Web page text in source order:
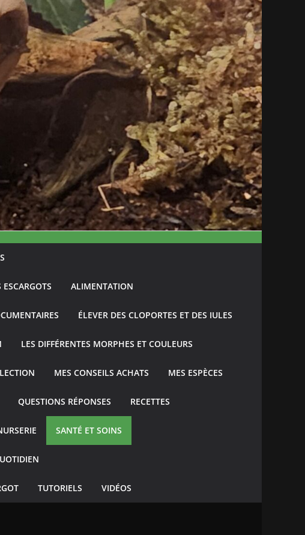
ALIMENTATION
ÉLEVER DES CLOPORTES ET DES IULES
LES DIFFÉRENTES MORPHES ET COULEURS
MES CONSEILS ACHATS MES ESPÈCES
QUESTIONS RÉPONSES RECETTES
SANTÉ ET SOINS
TUTORIELS VIDÉOS